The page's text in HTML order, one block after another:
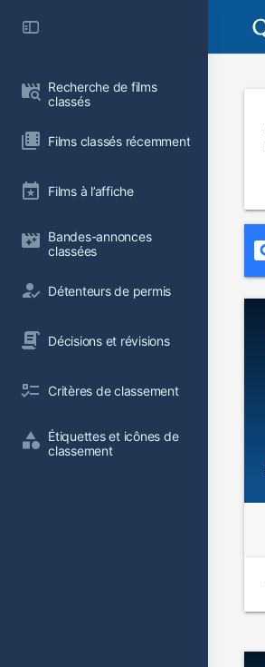
Recherche de films
classés
Films classés récemment
Films à l’affiche
Bandes-annonces
classées
Détenteurs de permis
Décisions et révisions
Critères de classement
Étiquettes et icônes de
classement